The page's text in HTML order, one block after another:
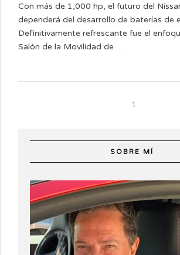
Con más de 1,000 hp, el futuro del
dependerá del desarrollo de baterías de
Definitivamente refrescante fue el
Salón de la Movilidad de …
1
SOBRE MÍ